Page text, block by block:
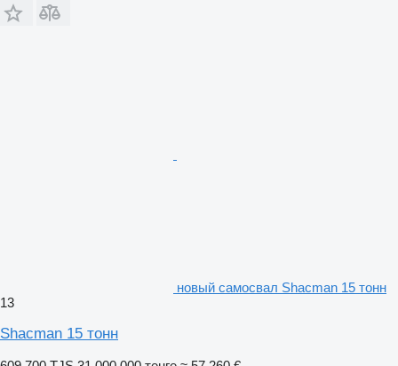
новый самосвал Shacman 15 тонн
13
Shacman 15 тонн